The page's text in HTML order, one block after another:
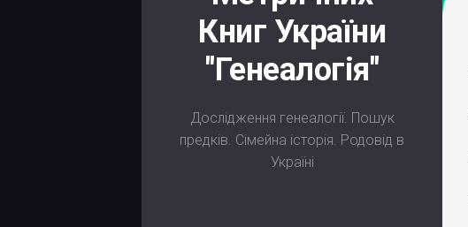
Книг України
"Генеалогія"
Дослідження генеалогії. Пошук
предків. Сімейна історія. Родовід в
Україні